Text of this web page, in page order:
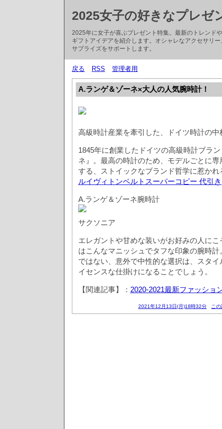
2025女子の好きなプレゼ
2025年に女子が喜ぶプレゼント特集。最新のトレンド
ギフトアイデアを紹介します。オシャレなアクセサリ
サプライズをサポートします。
戻る RSS 管理者用
A.ランゲ＆ゾーネ×大人の人気腕時計！
高級時計産業を牽引した、ドイツ時計の中
1845年に創業したドイツの高級時計ブラ
ネ』。最高の時計のため、モデルごとに
する、ストイックなブランド哲学に惹かれ
ルイヴィトンベルトスーパーコピー 代引き
A.ランゲ＆ゾーネ腕時計
サクソニア
エレガントや甘めな装いがお好みの人に
はこんなマニッシュでタフな印象の腕時
ではない、意外で中性的な選択は、スタ
イセンスな仕掛けになることでしょう。
【関連記事】： 2020-2021最新ファッショ
2021年12月13日(月)18時32分 こ